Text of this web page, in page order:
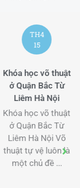
TH10
31
tâm võ thuật
trình huấn
MMA uy tín
Phú Nhuận TP